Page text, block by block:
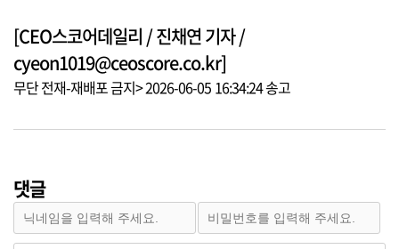
[CEO스코어데일리 / 진채연 기자 /
cyeon1019@ceoscore.co.kr]
무단 전재-재배포 금지> 2026-06-05 16:34:24 송고
댓글